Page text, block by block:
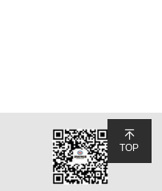

TOP